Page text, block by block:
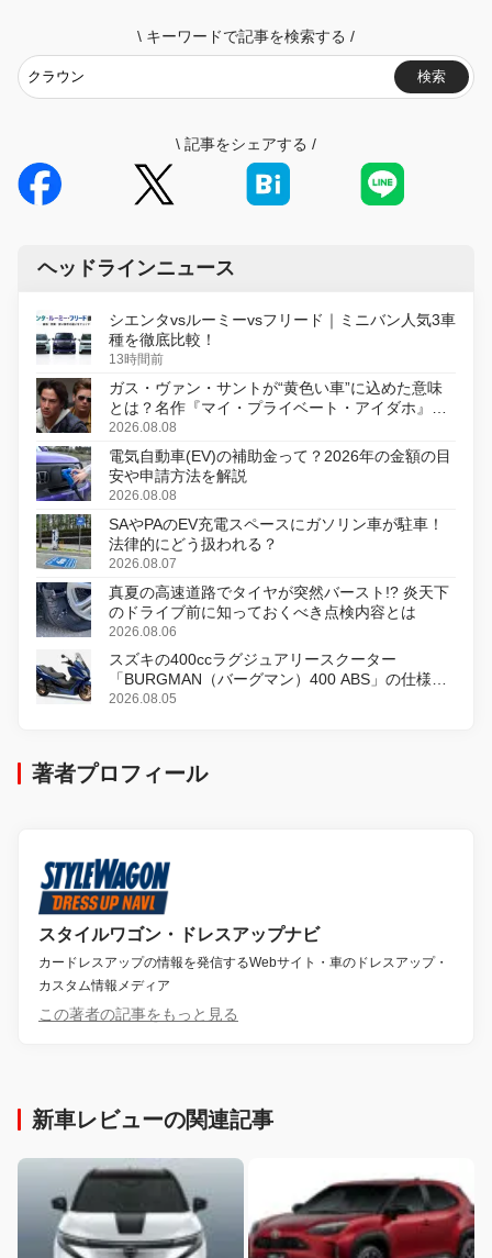
\ キーワードで記事を検索する /
検索
\ 記事をシェアする /
ヘッドラインニュース
シエンタvsルーミーvsフリード｜ミニバン人気3車
種を徹底比較！
13時間前
ガス・ヴァン・サントが“黄色い車”に込めた意味
とは？名作『マイ・プライベート・アイダホ』が
初のデジタルリマスター版で復活
2026.08.08
電気自動車(EV)の補助金って？2026年の金額の目
安や申請方法を解説
2026.08.08
SAやPAのEV充電スペースにガソリン車が駐車！
法律的にどう扱われる？
2026.08.07
真夏の高速道路でタイヤが突然バースト!? 炎天下
のドライブ前に知っておくべき点検内容とは
2026.08.06
スズキの400ccラグジュアリースクーター
「BURGMAN（バーグマン）400 ABS」の仕様を
変更し、8月18日に発売
2026.08.05
著者プロフィール
スタイルワゴン・ドレスアップナビ
カードレスアップの情報を発信するWebサイト・車のドレスアップ・
カスタム情報メディア
この著者の記事をもっと見る
新車レビューの関連記事